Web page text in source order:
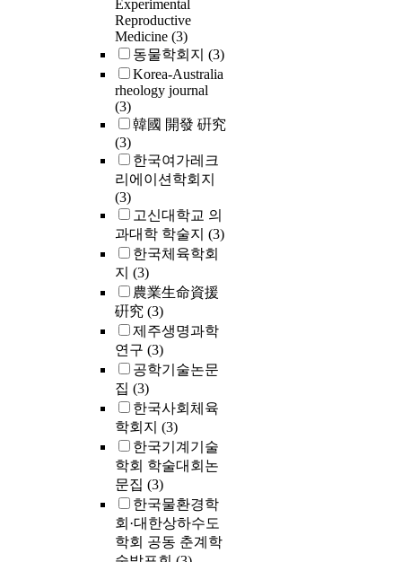
Experimental
Reproductive
Medicine (3)
동물학회지 (3)
Korea-Australia
rheology journal
(3)
韓國 開發 硏究
(3)
한국여가레크
리에이션학회지
(3)
고신대학교 의
과대학 학술지 (3)
한국체육학회
지 (3)
農業生命資援
硏究 (3)
제주생명과학
연구 (3)
공학기술논문
집 (3)
한국사회체육
학회지 (3)
한국기계기술
학회 학술대회논
문집 (3)
한국물환경학
회·대한상하수도
학회 공동 춘계학